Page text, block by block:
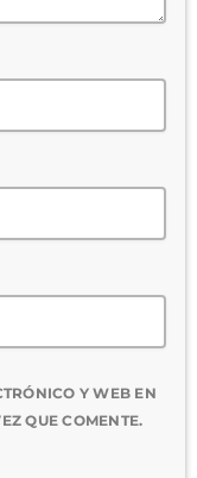
Y WEB EN
QUE COMENTE.